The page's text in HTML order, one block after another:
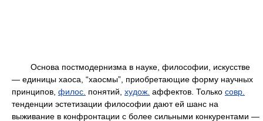
Основа постмодернизма в науке, философии, искусстве
— единицы хаоса, “хаосмы”, приобретающие форму научных
принципов, филос. понятий, худож. аффектов. Только совр.
тенденции эстетизации философии дают ей шанс на
выживание в конфронтации с более сильными конкурентами —